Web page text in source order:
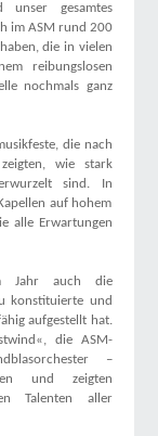
unser gesamtes
im ASM rund 200
die in vielen
reibungslosen
nochmals ganz
die nach
wie stark
sind. In
auf hohem
alle Erwartungen
Jahr auch die
konstituierte und
aufgestellt hat.
die ASM-
–
und zeigten
Talenten aller